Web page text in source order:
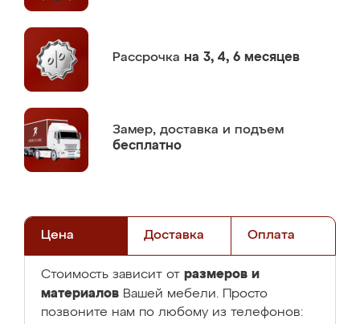
Рассрочка на 3, 4, 6 месяцев
Замер, доставка и подъем
бесплатно
Цена Доставка Оплата
Стоимость зависит от размеров и
материалов Вашей мебели. Просто
позвоните нам по любому из телефонов: